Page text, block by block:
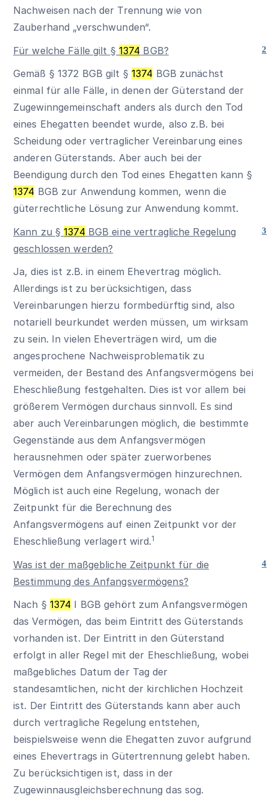
Nachweisen nach der Trennung wie von
Zauberhand „verschwunden“.
2
Für welche Fälle gilt § 1374 BGB?
Gemäß § 1372 BGB gilt § 1374 BGB zunächst
einmal für alle Fälle, in denen der Güterstand der
Zugewinngemeinschaft anders als durch den Tod
eines Ehegatten beendet wurde, also z.B. bei
Scheidung oder vertraglicher Vereinbarung eines
anderen Güterstands. Aber auch bei der
Beendigung durch den Tod eines Ehegatten kann §
1374 BGB zur Anwendung kommen, wenn die
güterrechtliche Lösung zur Anwendung kommt.
3
Kann zu §1374 BGB eine vertragliche Regelung
geschlossen werden?
Ja, dies ist z.B. in einem Ehevertrag möglich.
Allerdings ist zu berücksichtigen, dass
Vereinbarungen hierzu formbedürftig sind, also
notariell beurkundet werden müssen, um wirksam
zu sein. In vielen Eheverträgen wird, um die
angesprochene Nachweisproblematik zu
vermeiden, der Bestand des Anfangsvermögens bei
Eheschließung festgehalten. Dies ist vor allem bei
größerem Vermögen durchaus sinnvoll. Es sind
aber auch Vereinbarungen möglich, die bestimmte
Gegenstände aus dem Anfangsvermögen
herausnehmen oder später zuerworbenes
Vermögen dem Anfangsvermögen hinzurechnen.
Möglich ist auch eine Regelung, wonach der
Zeitpunkt für die Berechnung des
Anfangsvermögens auf einen Zeitpunkt vor der
Eheschließung verlagert wird.1
4
Was ist der maßgebliche Zeitpunkt für die
Bestimmung des Anfangsvermögens?
Nach § 1374 I BGB gehört zum Anfangsvermögen
das Vermögen, das beim Eintritt des Güterstands
vorhanden ist. Der Eintritt in den Güterstand
erfolgt in aller Regel mit der Eheschließung, wobei
maßgebliches Datum der Tag der
standesamtlichen, nicht der kirchlichen Hochzeit
ist. Der Eintritt des Güterstands kann aber auch
durch vertragliche Regelung entstehen,
beispielsweise wenn die Ehegatten zuvor aufgrund
eines Ehevertrags in Gütertrennung gelebt haben.
Zu berücksichtigen ist, dass in der
Zugewinnausgleichsberechnung das sog.